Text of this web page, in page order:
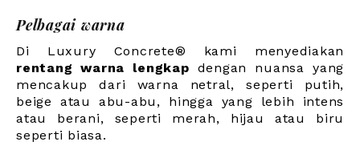
Pelbagai warna
Di Luxury Concrete® kami menyediakan
rentang warna lengkap dengan nuansa yang
mencakup dari warna netral, seperti putih,
beige atau abu-abu, hingga yang lebih intens
atau berani, seperti merah, hijau atau biru
seperti biasa.